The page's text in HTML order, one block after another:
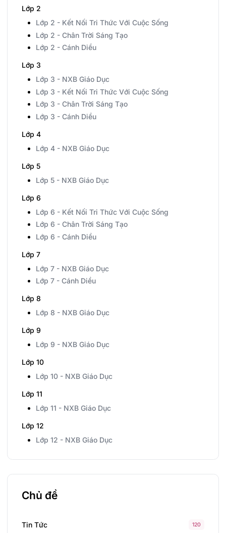
Lớp 2
Lớp 2 - Kết Nối Tri Thức Với Cuộc Sống
Lớp 2 - Chân Trời Sáng Tạo
Lớp 2 - Cánh Diều
Lớp 3
Lớp 3 - NXB Giáo Dục
Lớp 3 - Kết Nối Tri Thức Với Cuộc Sống
Lớp 3 - Chân Trời Sáng Tạo
Lớp 3 - Cánh Diều
Lớp 4
Lớp 4 - NXB Giáo Dục
Lớp 5
Lớp 5 - NXB Giáo Dục
Lớp 6
Lớp 6 - Kết Nối Tri Thức Với Cuộc Sống
Lớp 6 - Chân Trời Sáng Tạo
Lớp 6 - Cánh Diều
Lớp 7
Lớp 7 - NXB Giáo Dục
Lớp 7 - Cánh Diều
Lớp 8
Lớp 8 - NXB Giáo Dục
Lớp 9
Lớp 9 - NXB Giáo Dục
Lớp 10
Lớp 10 - NXB Giáo Dục
Lớp 11
Lớp 11 - NXB Giáo Dục
Lớp 12
Lớp 12 - NXB Giáo Dục
Chủ đề
Tin Tức 120